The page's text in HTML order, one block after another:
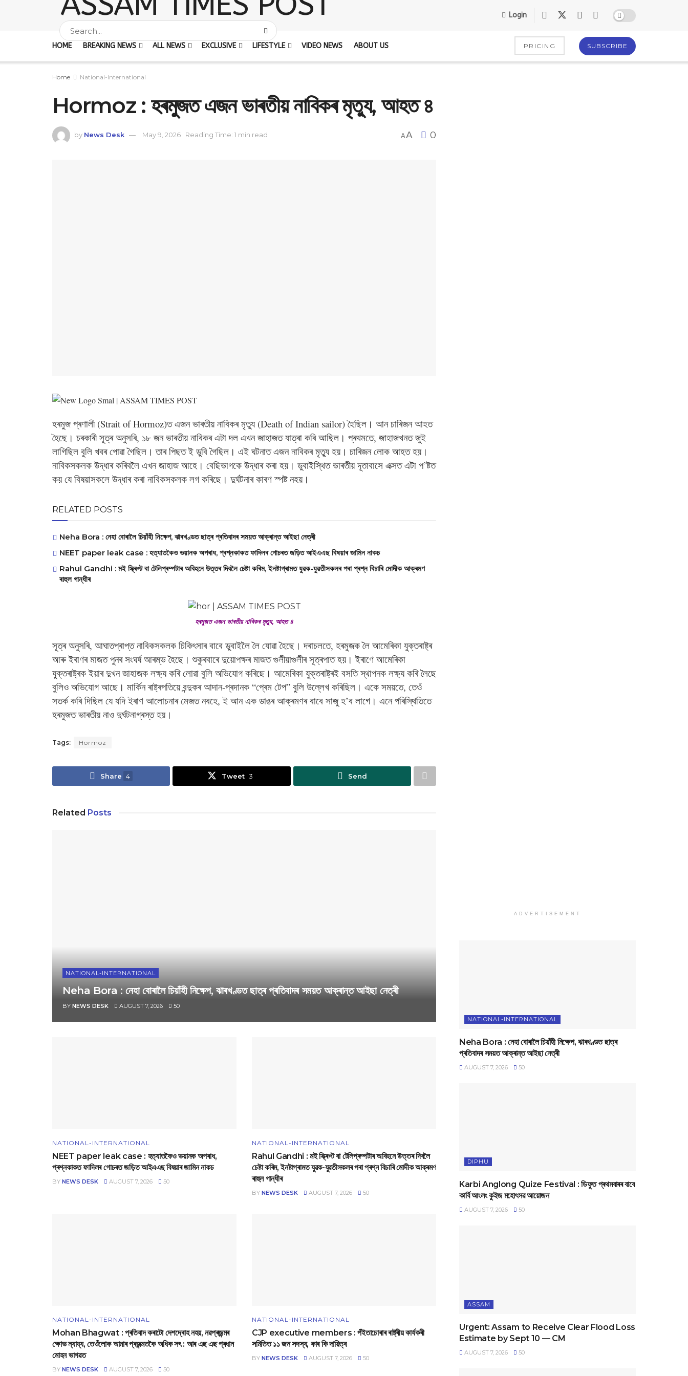
Login
HOME BREAKING NEWS ALL NEWS EXCLUSIVE LIFESTYLE VIDEO NEWS ABOUT US PRICING SUBSCRIBE
Home National-International
Hormoz : ‎‎হৰমুজত এজন ভাৰতীয় নাবিকৰ মৃত্যু, আহত ৪
by News Desk May 9, 2026 Reading Time: 1 min read AA 0
‎হৰমুজ প্ৰণালী (Strait of Hormoz)ত এজন ভাৰতীয় নাবিকৰ মৃত্যু (Death of Indian sailor) হৈছিল। আন চাৰিজন আহত
হৈছে। চৰকাৰী সূত্ৰ অনুসৰি, ১৮ জন ভাৰতীয় নাবিকৰ এটা দল এখন জাহাজত যাত্ৰা কৰি আছিল। প্ৰথমতে, জাহাজখনত জুই
লাগিছিল বুলি খবৰ পোৱা গৈছিল। তাৰ পিছত ই ডুবি গৈছিল। এই ঘটনাত এজন নাবিকৰ মৃত্যু হয়। চাৰিজন লোক আহত হয়।
নাবিকসকলক উদ্ধাৰ কৰিবলৈ এখন জাহাজ আহে। বেছিভাগকে উদ্ধাৰ কৰা হয়। ডুবাইস্থিত ভাৰতীয় দূতাবাসে এক্সত এটা প’ষ্টত
কয় যে বিষয়াসকলে উদ্ধাৰ কৰা নাবিকসকলক লগ কৰিছে। দুৰ্ঘটনাৰ কাৰণ স্পষ্ট নহয়।
RELATED POSTS
Neha Bora : নেহা বোৰালৈ চিয়াঁহী নিক্ষেপ, ঝাৰখণ্ডত ছাত্ৰ প্ৰতিবাদৰ সময়ত আক্ৰান্ত আইছা নেত্ৰী
NEET paper leak case : হত্যাতকৈও ভয়ানক অপৰাধ, প্ৰশ্নকাকত ফাদিলৰ গোচৰত জড়িত আইএএছ বিষয়াৰ জামিন নাকচ
Rahul Gandhi : মই স্ক্ৰিপ্ট বা টেলিপ্ৰম্পটাৰ অবিহনে উত্তৰ দিবলৈ চেষ্টা কৰিম, ইনষ্টাগ্ৰামত যুৱক-যুৱতীসকলৰ পৰা প্ৰশ্ন বিচাৰি মোদীক আক্ৰমণ
ৰাহুল গান্ধীৰ
হৰমুজত এজন ভাৰতীয় নাবিকৰ মৃত্যু, আহত ৪
সূত্ৰ অনুসৰি, আঘাতপ্ৰাপ্ত নাবিকসকলক চিকিৎসাৰ বাবে ডুবাইলৈ লৈ যোৱা হৈছে। দৰাচলতে, হৰমুজক লৈ আমেৰিকা যুক্তৰাষ্ট্ৰ
আৰু ইৰাণৰ মাজত পুনৰ সংঘৰ্ষ আৰম্ভ হৈছে। শুকুৰবাৰে দুয়োপক্ষৰ মাজত গুলীয়াগুলীৰ সূত্ৰপাত হয়। ইৰাণে আমেৰিকা
যুক্তৰাষ্ট্ৰক ইয়াৰ দুখন জাহাজক লক্ষ্য কৰি লোৱা বুলি অভিযোগ কৰিছে। আমেৰিকা যুক্তৰাষ্ট্ৰই বসতি স্থাপনক লক্ষ্য কৰি লৈছে
বুলিও অভিযোগ আছে। মাৰ্কিন ৰাষ্ট্ৰপতিয়ে বন্দুকৰ আদান-প্ৰদানক “প্ৰেম টেপ” বুলি উল্লেখ কৰিছিল। একে সময়তে, তেওঁ
সতৰ্ক কৰি দিছিল যে যদি ইৰাণ আলোচনাৰ মেজত নবহে, ই আন এক ডাঙৰ আক্ৰমণৰ বাবে সাজু হ’ব লাগে। এনে পৰিস্থিতিতে
হৰমুজত ভাৰতীয় নাও দুৰ্ঘটনাগ্ৰস্ত হয়।
Tags: Hormoz
Share 4 Tweet 3 Send
Related Posts
NATIONAL-INTERNATIONAL
Neha Bora : নেহা বোৰালৈ চিয়াঁহী নিক্ষেপ, ঝাৰখণ্ডত ছাত্ৰ প্ৰতিবাদৰ সময়ত আক্ৰান্ত আইছা নেত্ৰী
BY NEWS DESK AUGUST 7, 2026 50
NATIONAL-INTERNATIONAL
NEET paper leak case : হত্যাতকৈও ভয়ানক অপৰাধ,
প্ৰশ্নকাকত ফাদিলৰ গোচৰত জড়িত আইএএছ বিষয়াৰ জামিন নাকচ
BY NEWS DESK AUGUST 7, 2026 50
NATIONAL-INTERNATIONAL
Rahul Gandhi : মই স্ক্ৰিপ্ট বা টেলিপ্ৰম্পটাৰ অবিহনে উত্তৰ দিবলৈ
চেষ্টা কৰিম, ইনষ্টাগ্ৰামত যুৱক-যুৱতীসকলৰ পৰা প্ৰশ্ন বিচাৰি মোদীক আক্ৰমণ
ৰাহুল গান্ধীৰ
BY NEWS DESK AUGUST 7, 2026 50
NATIONAL-INTERNATIONAL
Mohan Bhagwat : প্ৰতিবাদ কৰাটো দেশদ্ৰোহ নহয়, নৱপ্ৰজন্মৰ
ক্ষোভ ন্যায্য, তেওঁলোক আমাৰ প্ৰজন্মতকৈ অধিক সৎ : আৰ এছ এছ প্ৰধান
মোহন ভাগৱত
BY NEWS DESK AUGUST 7, 2026 50
NATIONAL-INTERNATIONAL
CJP executive members : পঁইতাচোৰাৰ ৰাষ্ট্ৰীয় কাৰ্যকৰী
সমিতিত ১১ জন সদস্য, কাৰ কি দায়িত্ব
BY NEWS DESK AUGUST 7, 2026 50
ADVERTISEMENT
NATIONAL-INTERNATIONAL
Neha Bora : নেহা বোৰালৈ চিয়াঁহী নিক্ষেপ, ঝাৰখণ্ডত ছাত্ৰ
প্ৰতিবাদৰ সময়ত আক্ৰান্ত আইছা নেত্ৰী
AUGUST 7, 2026 50
DIPHU
Karbi Anglong Quize Festival : ডিফুত প্ৰথমবাৰৰ বাবে
কাৰ্বি আংলং কুইজ মহোৎসৱ আয়োজন
AUGUST 7, 2026 50
ASSAM
Urgent: Assam to Receive Clear Flood Loss
Estimate by Sept 10 — CM
AUGUST 7, 2026 50